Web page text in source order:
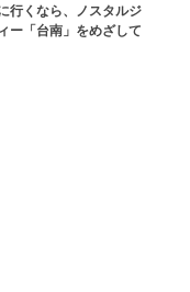
行くなら、ノスタルジ
ー「台南」をめざして